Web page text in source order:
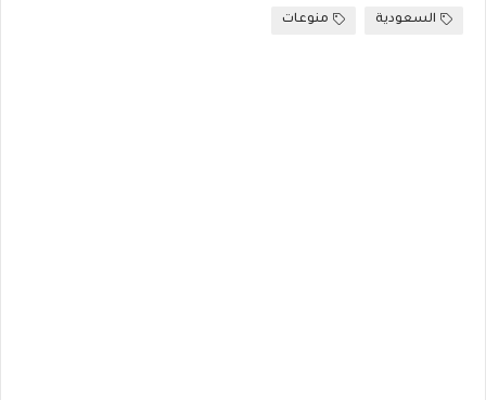
السعودية منوعات